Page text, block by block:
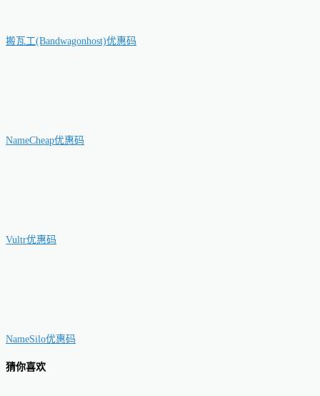
搬瓦工(Bandwagonhost)优惠码
NameCheap优惠码
Vultr优惠码
NameSilo优惠码
猜你喜欢